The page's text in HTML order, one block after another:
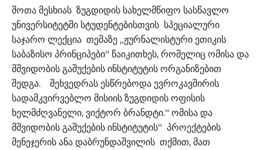
შოთა მესხიას ზუგდიდის სახელმწიფო სასწავლო
უნივერსიტეტში სტუდენტებისთვის სპეციალური
საჯარო ლექცია თემაზე „ჟურნალისტური ეთიკის
საბაზისო პრინციპები“ წაიკითხეს, რომელიც ომისა და
მშვიდობის გაშუქების ინსტიტუტის ორგანიზებით
შედგა. შეხვედრას ესწრებოდა ევროკავშირის
სადამკვირვებლო მისიის ზუგდიდის ოფისის
ხელმძღვანელი, ვიქტორ ბრანდტი.“ ომისა და
მშვიდობის გაშუქების ინსტიტუტის“ პროექტების
მენეჯერის ანა დაბრუნდაშვილის თქმით, მათ